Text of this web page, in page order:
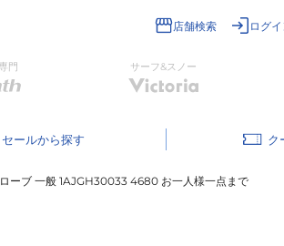
店舗検索 ログ
門 サーフ&スノー
セール ク
ーブ 一般 1AJGH30033 4680 お一人様一点まで